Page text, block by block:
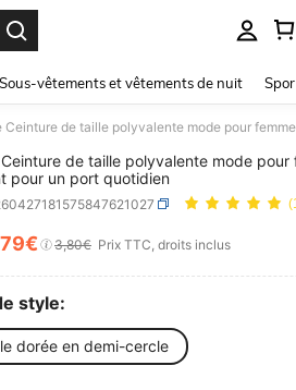
Sous-vêtements et vêtements de nuit
de taille polyvalente mode pour
pour un port quotidien
AND
3,80€ Prix TTC, droits inclus
style:
dorée en demi-cercle